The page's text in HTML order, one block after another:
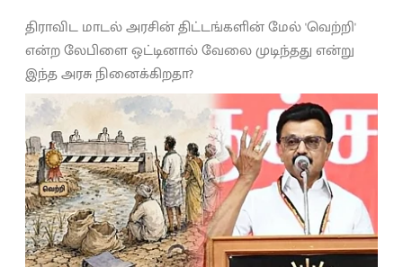
திராவிட மாடல் அரசின் திட்டங்களின் மேல் 'வெற்றி'
என்ற லேபிளை ஒட்டினால் வேலை முடிந்தது என்று
இந்த அரசு நினைக்கிறதா?